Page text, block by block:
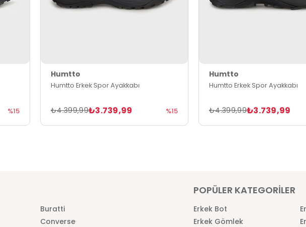
%15
Humtto
Humtto Erkek Spor Ayakkabı
₺3.739,99
₺4.399,99 %15
Humtto
Humtto Erkek Spor Ayakkabı
₺3.739,99
₺4.399,99
Buratti
Converse
POPÜLER KATEGORİLER
Erkek Bot
Erkek Gömlek